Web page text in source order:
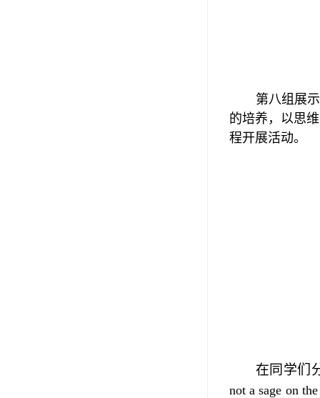
第八组展
的培养，以思
程开展活动。
在同学们
not a sage on